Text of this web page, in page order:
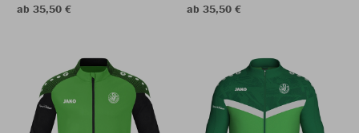
ab 35,50 €
ab 35,50 €